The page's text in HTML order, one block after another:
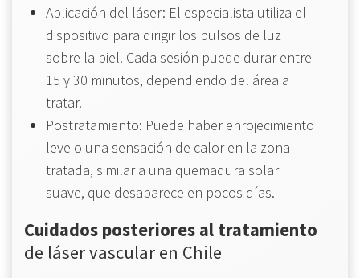
Aplicación del láser: El especialista utiliza el
dispositivo para dirigir los pulsos de luz
sobre la piel. Cada sesión puede durar entre
15 y 30 minutos, dependiendo del área a
tratar.
Postratamiento: Puede haber enrojecimiento
leve o una sensación de calor en la zona
tratada, similar a una quemadura solar
suave, que desaparece en pocos días.
Cuidados posteriores al tratamiento
de láser vascular en Chile